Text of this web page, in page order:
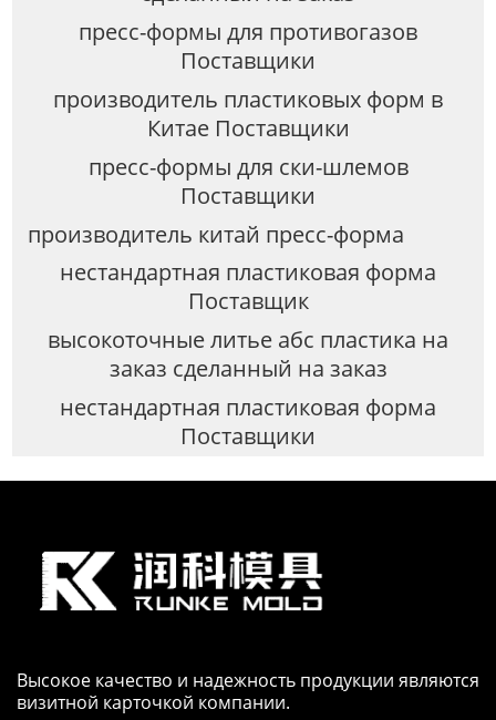
пресс-формы для противогазов
Поставщики
производитель пластиковых форм в
Китае Поставщики
пресс-формы для ски-шлемов
Поставщики
производитель китай пресс-форма
нестандартная пластиковая форма
Поставщик
высокоточные литье абс пластика на
заказ сделанный на заказ
нестандартная пластиковая форма
Поставщики
Высокое качество и надежность продукции являются
визитной карточкой компании.